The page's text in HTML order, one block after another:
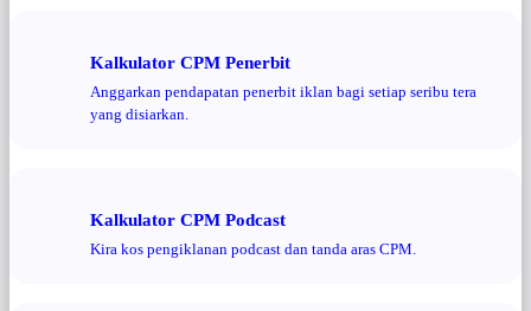
Kalkulator CPM Penerbit
Anggarkan pendapatan penerbit iklan bagi setiap seribu tera
yang disiarkan.
Kalkulator CPM Podcast
Kira kos pengiklanan podcast dan tanda aras CPM.